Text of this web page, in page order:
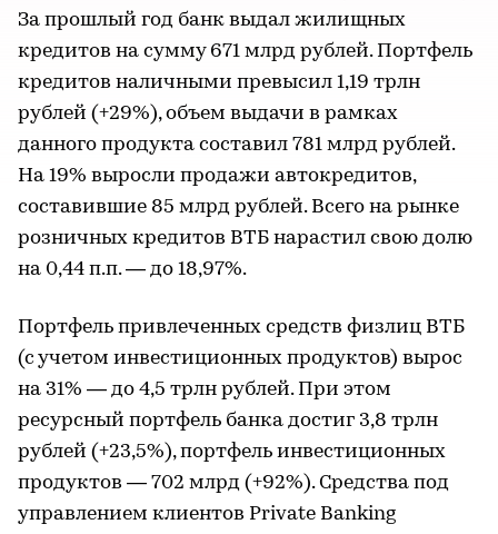
За прошлый год банк выдал жилищных
кредитов на сумму 671 млрд рублей. Портфель
кредитов наличными превысил 1,19 трлн
рублей (+29%), объем выдачи в рамках
данного продукта составил 781 млрд рублей.
На 19% выросли продажи автокредитов,
составившие 85 млрд рублей. Всего на рынке
розничных кредитов ВТБ нарастил свою долю
на 0,44 п.п. — до 18,97%.
Портфель привлеченных средств физлиц ВТБ
(с учетом инвестиционных продуктов) вырос
на 31% — до 4,5 трлн рублей. При этом
ресурсный портфель банка достиг 3,8 трлн
рублей (+23,5%), портфель инвестиционных
продуктов — 702 млрд (+92%). Средства под
управлением клиентов Private Banking